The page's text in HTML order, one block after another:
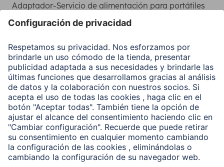
Adaptador-Servicio de alimentación para portátiles
Clientes online
Conviértete en distribuidor
Compañía
Historia de la empresa
Hama en todo el Mundo